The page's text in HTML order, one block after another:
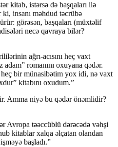
kitab, istərsə də başqaları ilə
ki, insanı məhdud təcrübə
görəsən, başqaları (müxtəlif
necə qavraya bilər?
ağrı-acısını heç vaxt
adam” romanını oxuyana qədər.
bir münasibətim yox idi, nə vaxt
kitabını oxudum.”
Amma niyə bu qədər önəmlidir?
Avropa təəccüblü dərəcədə vəhşi
kitablar xalqa əlçatan olandan
başladı.”